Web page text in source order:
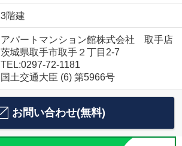
3階建
アパートマンション館株式会社 取手店
茨城県取手市取手２丁目2-7
TEL:0297-72-1181
国土交通大臣 (6) 第5966号
お問い合わせ(無料)